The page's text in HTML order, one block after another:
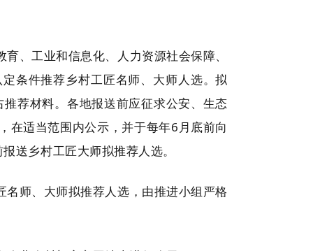
、工业和信息化、人力资源社会保障、
条件推荐乡村工匠名师、大师人选。拟
荐材料。各地报送前应征求公安、生态
在适当范围内公示，并于每年6月底前向
送乡村工匠大师拟推荐人选。
师、大师拟推荐人选，由推进小组严格